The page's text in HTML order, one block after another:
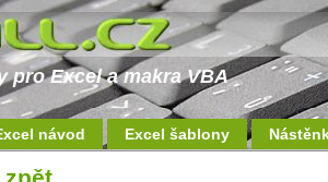
pro Excel a makra VBA
návod Excel šablony